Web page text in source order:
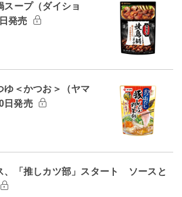
ープ（ダイショ
発売
ゆ＜かつお＞（ヤマ
日発売
、「推しカツ部」スタート ソースと